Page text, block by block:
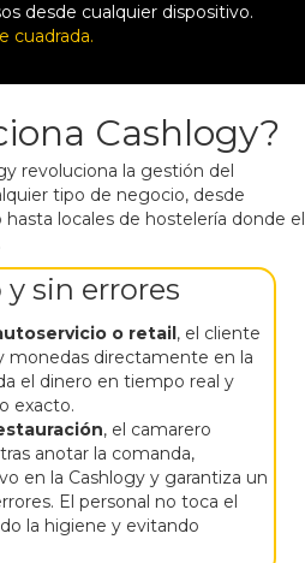
desde cualquier dispositivo.
cuadrada.
Cashlogy?
revoluciona la gestión del
tipo de negocio, desde
locales de hostelería donde el
y sin errores
o retail , el cliente
monedas directamente en la
el dinero en tiempo real y
exacto.
, el camarero
anotar la comanda,
en la Cashlogy y garantiza un
El personal no toca el
la higiene y evitando